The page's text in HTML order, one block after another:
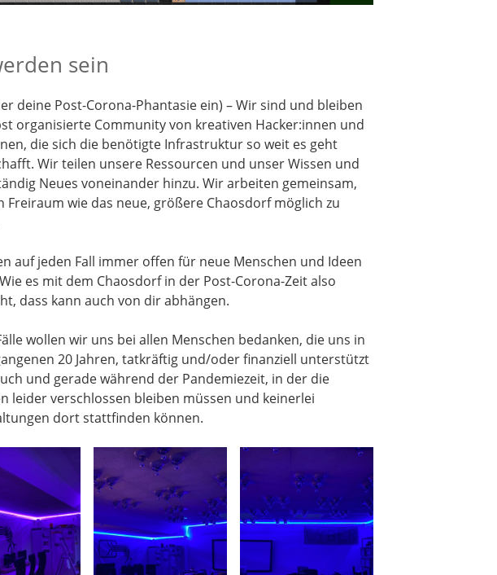
sein
deine Post-Corona-Phantasie ein) – Wir sind und bleiben
organisierte Community von kreativen Hacker:innen und
die sich die benötigte Infrastruktur so weit es geht
Wir teilen unsere Ressourcen und unser Wissen und
Neues voneinander hinzu. Wir arbeiten gemeinsam,
Freiraum wie das neue, größere Chaosdorf möglich zu
auf jeden Fall immer offen für neue Menschen und Ideen
es mit dem Chaosdorf in der Post-Corona-Zeit also
dass kann auch von dir abhängen.
wollen wir uns bei allen Menschen bedanken, die uns in
20 Jahren, tatkräftig und/oder finanziell unterstützt
und gerade während der Pandemiezeit, in der die
leider verschlossen bleiben müssen und keinerlei
dort stattfinden können.